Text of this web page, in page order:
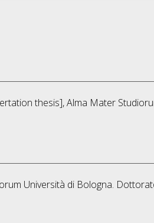
thesis], Alma Mater
Università di Bologna.